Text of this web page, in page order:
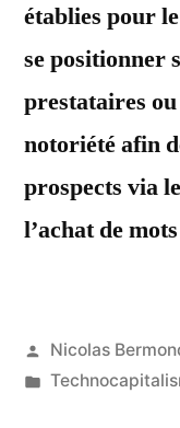
établies pour
se positionner
prestataires
notoriété afin
prospects via
l’achat de
Publié
par
Nicolas
Publié